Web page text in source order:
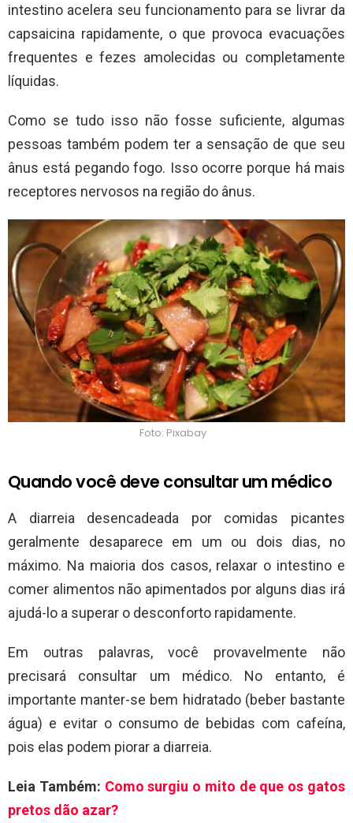
intestino acelera seu funcionamento para se livrar da
capsaicina rapidamente, o que provoca evacuações
frequentes e fezes amolecidas ou completamente
líquidas.
Como se tudo isso não fosse suficiente, algumas
pessoas também podem ter a sensação de que seu
ânus está pegando fogo. Isso ocorre porque há mais
receptores nervosos na região do ânus.
Foto: Pixabay
Quando você deve consultar um médico
A diarreia desencadeada por comidas picantes
geralmente desaparece em um ou dois dias, no
máximo. Na maioria dos casos, relaxar o intestino e
comer alimentos não apimentados por alguns dias irá
ajudá-lo a superar o desconforto rapidamente.
Em outras palavras, você provavelmente não
precisará consultar um médico. No entanto, é
importante manter-se bem hidratado (beber bastante
água) e evitar o consumo de bebidas com cafeína,
pois elas podem piorar a diarreia.
Leia Também: Como surgiu o mito de que os gatos
pretos dão azar?